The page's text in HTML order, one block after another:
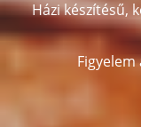
Házi készítésű,